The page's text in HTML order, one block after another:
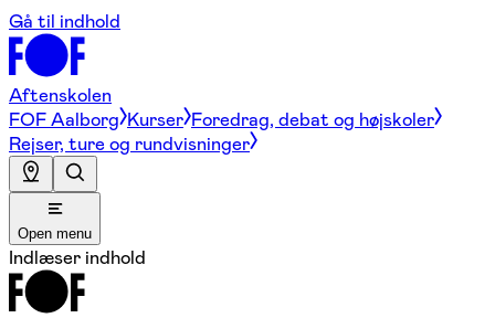
Gå til indhold
Aftenskolen
FOF Aalborg Kurser Foredrag, debat og højskoler
Rejser, ture og rundvisninger
Open menu
Indlæser indhold